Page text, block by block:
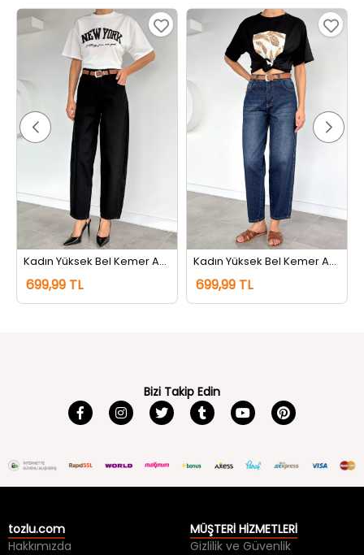
Kadın Yüksek Bel Kemer Aksesuarlı Jean Kot Pantolon Siyah
699,99 TL
Kadın Yüksek Bel Kemer Aksesuarlı Jean Kot Pantolon Lacivert Tint
699,99 TL
Bizi Takip Edin
tozlu.com
Hakkımızda
MÜŞTERİ HİZMETLERİ
Gizlilik ve Güvenlik